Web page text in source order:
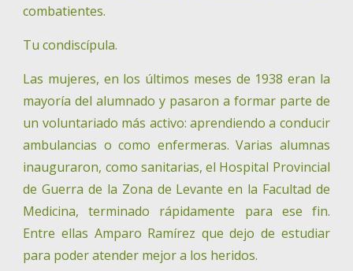
combatientes.
Tu condiscípula.
Las mujeres, en los últimos meses de 1938 eran la
mayoría del alumnado y pasaron a formar parte de
un voluntariado más activo: aprendiendo a conducir
ambulancias o como enfermeras. Varias alumnas
inauguraron, como sanitarias, el Hospital Provincial
de Guerra de la Zona de Levante en la Facultad de
Medicina, terminado rápidamente para ese fin.
Entre ellas Amparo Ramírez que dejo de estudiar
para poder atender mejor a los heridos.